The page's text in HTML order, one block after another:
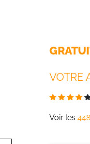
VOTRE
Voir les 448